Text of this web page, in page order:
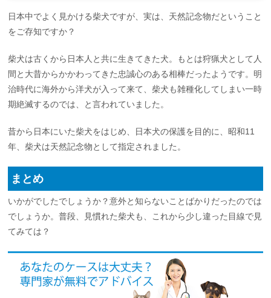
日本中でよく見かける柴犬ですが、実は、天然記念物だということ
をご存知ですか？
柴犬は古くから日本人と共に生きてきた犬。もとは狩猟犬として人
間と大昔からかかわってきた忠誠心のある相棒だったようです。明
治時代に海外から洋犬が入って来て、柴犬も雑種化してしまい一時
期絶滅するのでは、と言われていました。
昔から日本にいた柴犬をはじめ、日本犬の保護を目的に、昭和11
年、柴犬は天然記念物として指定されました。
まとめ
いかがでしたでしょうか？意外と知らないことばかりだったのでは
でしょうか。普段、見慣れた柴犬も、これから少し違った目線で見
てみては？